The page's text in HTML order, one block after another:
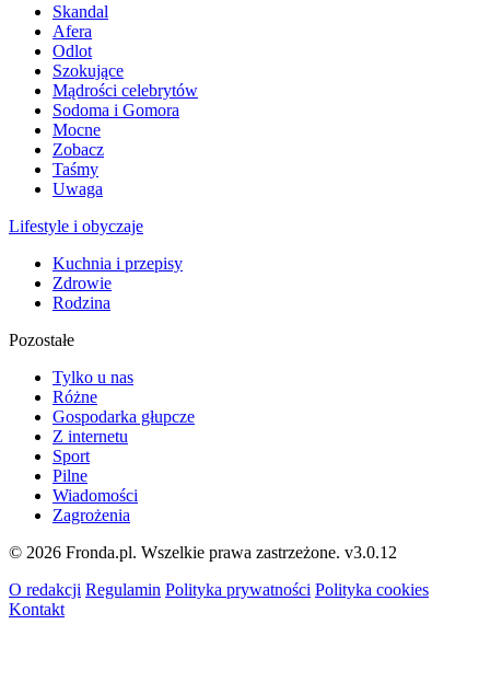
Skandal
Afera
Odlot
Szokujące
Mądrości celebrytów
Sodoma i Gomora
Mocne
Zobacz
Taśmy
Uwaga
Lifestyle i obyczaje
Kuchnia i przepisy
Zdrowie
Rodzina
Pozostałe
Tylko u nas
Różne
Gospodarka głupcze
Z internetu
Sport
Pilne
Wiadomości
Zagrożenia
© 2026 Fronda.pl. Wszelkie prawa zastrzeżone. v3.0.12
O redakcji Regulamin Polityka prywatności Polityka cookies
Kontakt